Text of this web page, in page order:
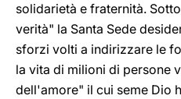
solidarietà e fraternità.
verità" la Santa Sede
sforzi volti a indirizzare le
la vita di milioni di persone
dell'amore" il cui seme Dio